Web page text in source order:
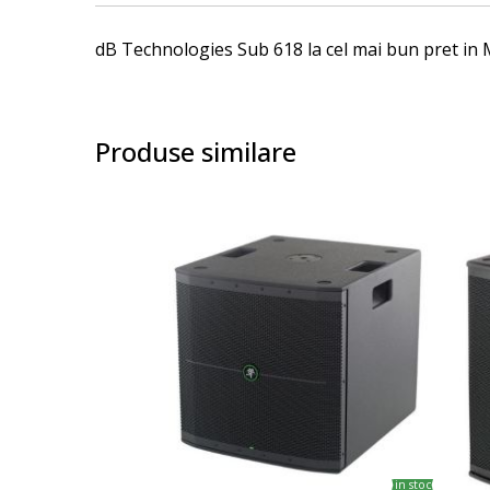
gallery
dB Technologies Sub 618 la cel mai bun pret
Produse similare
in stoc